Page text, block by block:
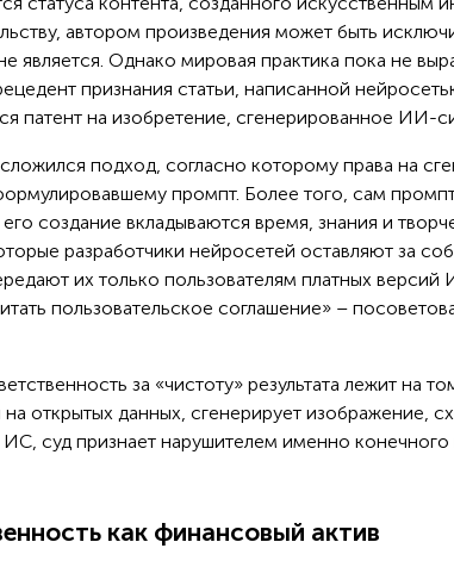
автором произведения может быть
является. Однако мировая практика пока не
признания статьи, написанной
патент на изобретение, сгенерированное ИИ-
подход, согласно которому права на
промпт. Более того, сам
создание вкладываются время, знания и
разработчики нейросетей оставляют за
их только пользователям платных
пользовательское соглашение» –
за «чистоту» результата лежит на
открытых данных, сгенерирует изображение,
суд признает нарушителем именно конечного
как финансовый актив